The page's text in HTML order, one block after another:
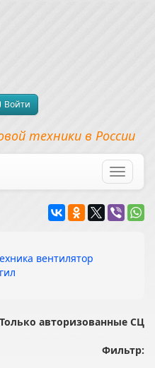
Войти
техники в России
вентилятор
Только авторизованные СЦ
Фильтр: